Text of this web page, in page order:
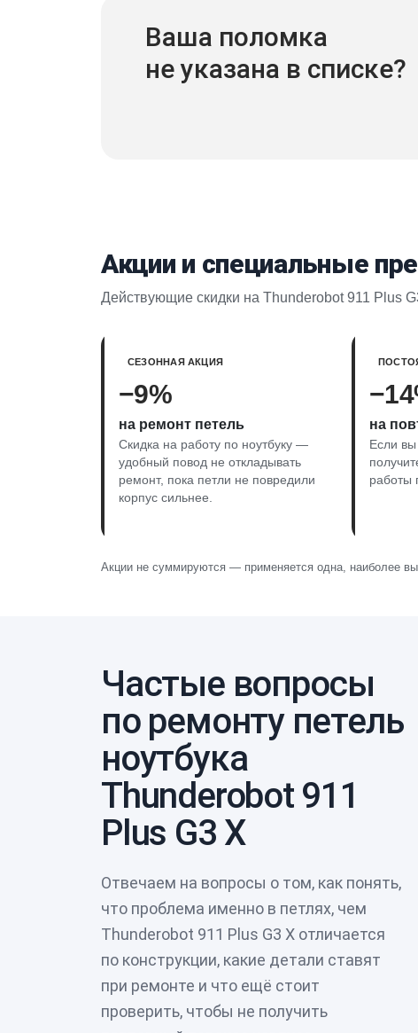
Ваша поломка
не указана в списке?
Акции и специальные
Действующие скидки на Thunderobot 911 Plus
СЕЗОННАЯ АКЦИЯ
−9%
на ремонт петель
Скидка на работу по ноутбуку —
удобный повод не откладывать
ремонт, пока петли не повредили
корпус сильнее.
на
Если
работы
Акции не суммируются — применяется одна, наиболее
Частые вопросы
по ремонту петель
ноутбука
Thunderobot 911
Plus G3 X
Отвечаем на вопросы о том, как понять,
что проблема именно в петлях, чем
Thunderobot 911 Plus G3 X отличается
по конструкции, какие детали ставят
при ремонте и что ещё стоит
проверить, чтобы не получить